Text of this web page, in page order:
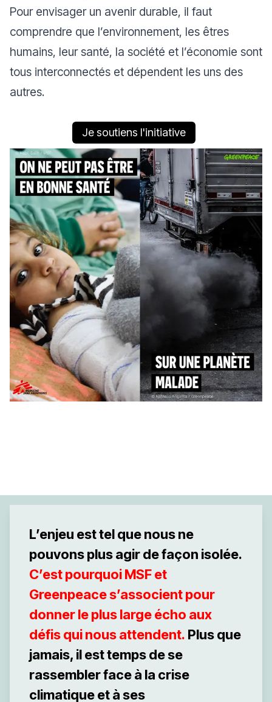
Pour envisager un avenir durable, il faut
comprendre que l’environnement, les êtres
humains, leur santé, la société et l’économie sont
tous interconnectés et dépendent les uns des
autres.
Je soutiens l'initiative
L’enjeu est tel que nous ne
pouvons plus agir de façon isolée.
C’est pourquoi MSF et
Greenpeace s’associent pour
donner le plus large écho aux
défis qui nous attendent. Plus que
jamais, il est temps de se
rassembler face à la crise
climatique et à ses